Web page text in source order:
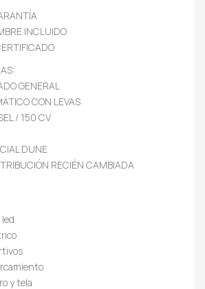
INCLUIDO
GENERAL
CON LEVAS
/ 150 CV
DUNE
RECIÉN CAMBIADA
y tela